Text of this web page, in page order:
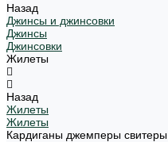
Назад
Джинсы и джинсовки
Джинсы
Джинсовки
Жилеты
Назад
Жилеты
Жилеты
Кардиганы джемперы свитеры